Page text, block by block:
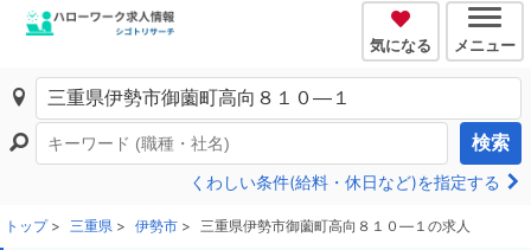
気になる メニュー
検索
くわしい条件(給料・休日など)を指定する
トップ 三重県 伊勢市 三重県伊勢市御薗町高向８１０―１の求人